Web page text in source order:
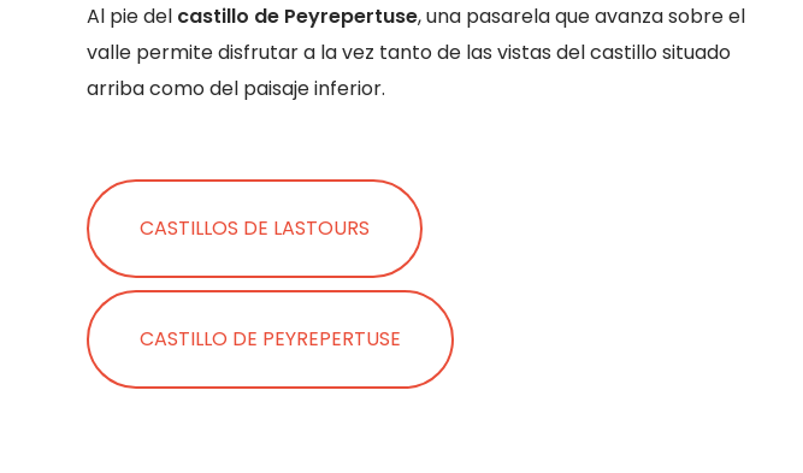
Al pie del castillo de Peyrepertuse, una pasarela que avanza sobre el
valle permite disfrutar a la vez tanto de las vistas del castillo situado
arriba como del paisaje inferior.
CASTILLOS DE LASTOURS
CASTILLO DE PEYREPERTUSE